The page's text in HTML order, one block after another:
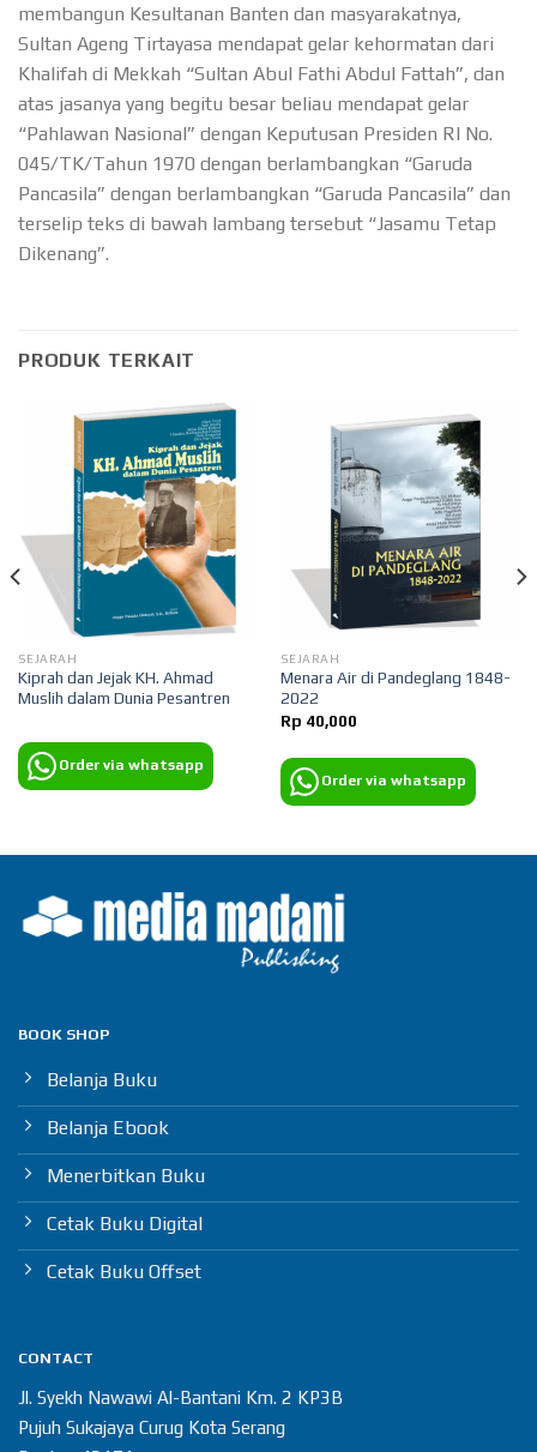
membangun Kesultanan Banten dan masyarakatnya,
Sultan Ageng Tirtayasa mendapat gelar kehormatan dari
Khalifah di Mekkah “Sultan Abul Fathi Abdul Fattah”, dan
atas jasanya yang begitu besar beliau mendapat gelar
“Pahlawan Nasional” dengan Keputusan Presiden RI No.
045/TK/Tahun 1970 dengan berlambangkan “Garuda
Pancasila” dengan berlambangkan “Garuda Pancasila” dan
terselip teks di bawah lambang tersebut “Jasamu Tetap
Dikenang”.
PRODUK TERKAIT
SEJARAH
Kiprah dan Jejak KH. Ahmad
Muslih dalam Dunia Pesantren
Order via whatsapp
SEJARAH
Menara Air di Pandeglang 1848-
2022
Rp 40,000
Order via whatsapp
BOOK SHOP
Belanja Buku
Belanja Ebook
Menerbitkan Buku
Cetak Buku Digital
Cetak Buku Offset
CONTACT
Jl. Syekh Nawawi Al-Bantani Km. 2 KP3B
Pujuh Sukajaya Curug Kota Serang